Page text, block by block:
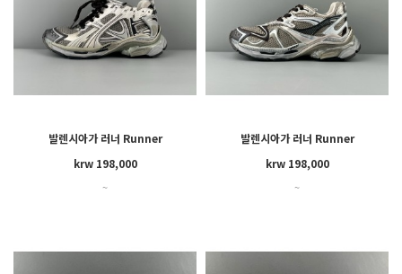
발렌시아가 러너 Runner
krw 198,000
~
발렌시아가 러너 Runner
krw 198,000
~